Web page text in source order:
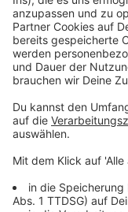
Düsseldorf: Neue
Gerresheim
Düsseldorf: Vier
2200 Kilometer
Lichtblicke
Die Messen
Wochenende